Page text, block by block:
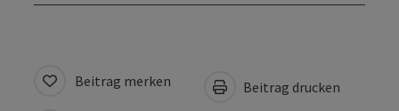
Beitrag merken Beitrag drucken